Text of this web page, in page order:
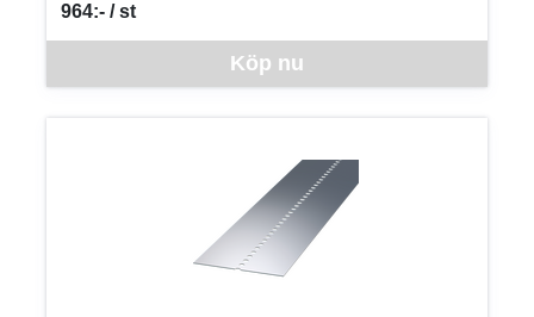
Köp nu
964:- / st
SEK per ST